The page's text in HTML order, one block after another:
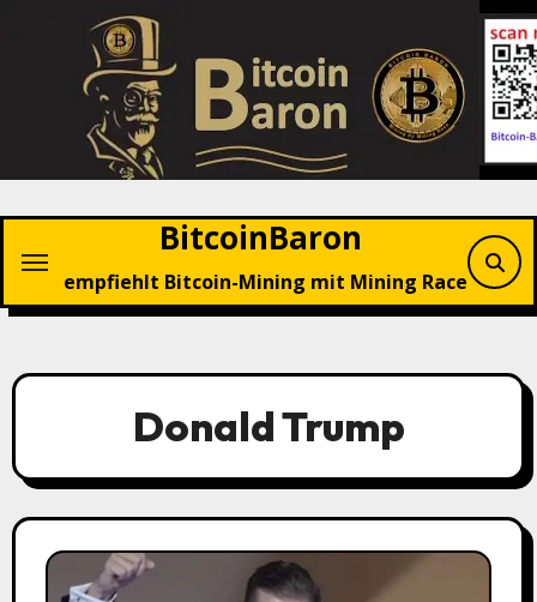
BitcoinBaron
empfiehlt Bitcoin-Mining mit Mining Race
Donald Trump